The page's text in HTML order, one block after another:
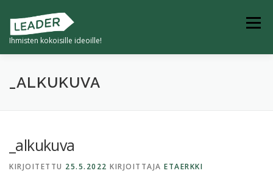
sisältöön
Ihmisten kokoisille ideoille!
Valikko
ETUSIVU TULEVAISUUDEN KYLÄ
KYLILLE -HANKKEET
_ALKUKUVA
_alkukuva
KIRJOITETTU 25.5.2022 KIRJOITTAJA ETAERKKI